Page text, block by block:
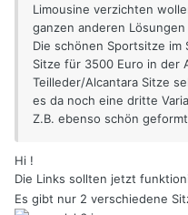
Limousine verzichten
ganzen anderen
Die schönen Sportsitze im
Sitze für 3500 Euro in der
Teilleder/Alcantara Sitze
es da noch eine dritte
Z.B. ebenso schön
Hi !
Die Links sollten jetzt
Es gibt nur 2 verschiedene